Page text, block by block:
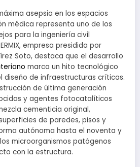
asepsia en los espacios
médica representa uno de los
para la ingeniería civil
empresa presidida por
Soto, destaca que el desarrollo
marca un hito tecnológico
diseño de infraestructuras críticas.
de última generación
y agentes fotocatalíticos
cementicia original,
de paredes, pisos y
autónoma hasta el noventa y
microorganismos patógenos
con la estructura.